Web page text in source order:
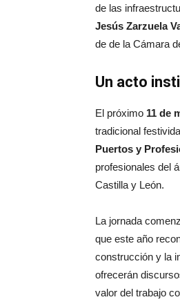
de las
Jesús Zarzuela
de de la Cámara
Un acto
El próximo 11 de
tradicional
Puertos y
profesionales del
Castilla y León.
La jornada
que este año
construcción y la
ofrecerán
valor del trabajo